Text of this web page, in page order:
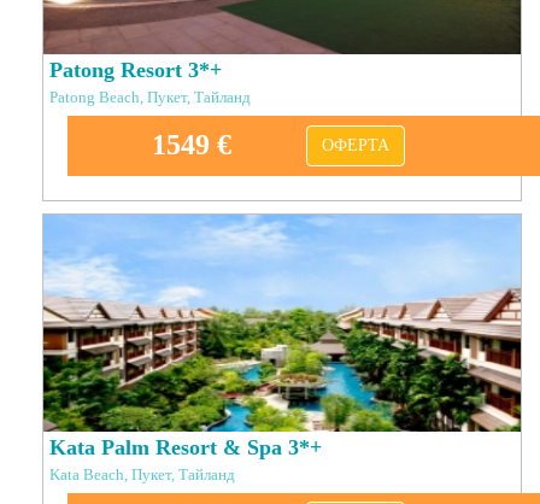
Patong Resort 3*+
Patong Beach, Пукет, Тайланд
1549 € ОФЕРТА
Kata Palm Resort & Spa 3*+
Kata Beach, Пукет, Тайланд